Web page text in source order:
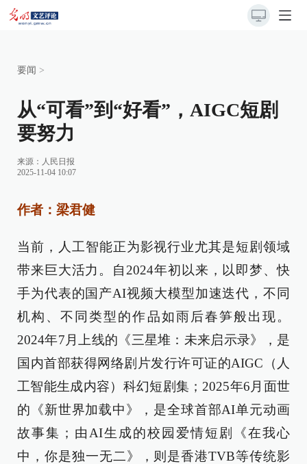
要闻 >
从“可看”到“好看”，AIGC短剧
要努力
来源： 人民日报
2025-11-04 10:07
作者：梁君健
当前，人工智能正为影视行业尤其是短剧领域
带来巨大活力。自2024年初以来，以即梦、快
手为代表的国产AI视频大模型加速迭代，不同
机构、不同类型的作品如雨后春笋般出现。
2024年7月上线的《三星堆：未来启示录》，是
国内首部获得网络剧片发行许可证的AIGC（人
工智能生成内容）科幻短剧集；2025年6月面世
的《新世界加载中》，是全球首部AI单元动画
故事集；由AI生成的校园爱情短剧《在我心
中，你是独一无二》，则是香港TVB等传统影